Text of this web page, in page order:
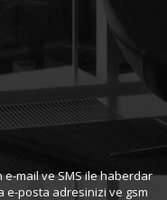
e-mail ve SMS ile haberdar
e-posta adresinizi ve gsm